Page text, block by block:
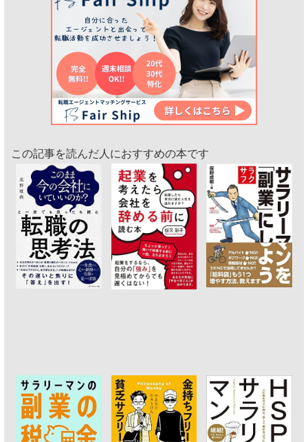
この記事を読んだ人におすすめの本です